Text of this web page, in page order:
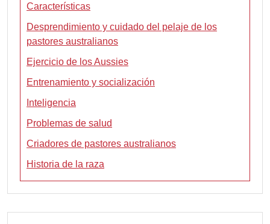
Características
Desprendimiento y cuidado del pelaje de los
pastores australianos
Ejercicio de los Aussies
Entrenamiento y socialización
Inteligencia
Problemas de salud
Criadores de pastores australianos
Historia de la raza